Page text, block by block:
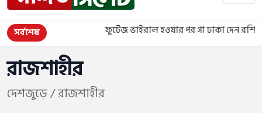
সর্বশেষ ফুটেজ ভাইরাল হওয়ার পর গা ঢাকা দেন রশিদ,
রাজশাহীর
দেশজুড়ে/ রাজশাহীর